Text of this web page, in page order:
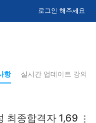
로그인 해주세요
항 실시간 업데이트 강의
최종합격자 1,69